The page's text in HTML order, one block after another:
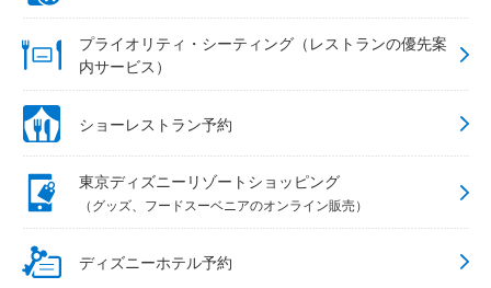
プライオリティ・シーティング（レストランの優先案
内サービス）
ショーレストラン予約
東京ディズニーリゾートショッピング
（グッズ、フードスーベニアのオンライン販売）
ディズニーホテル予約